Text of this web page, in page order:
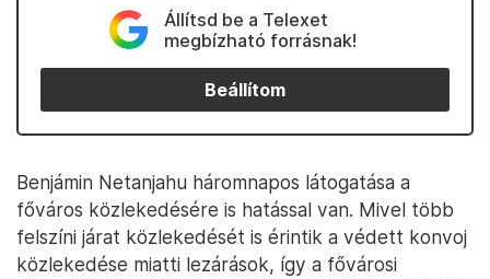
Állítsd be a Telexet
megbízható forrásnak!
Beállítom
Benjámin Netanjahu háromnapos látogatása a
főváros közlekedésére is hatással van. Mivel több
felszíni járat közlekedését is érintik a védett konvoj
közlekedése miatti lezárások, így a fővárosi